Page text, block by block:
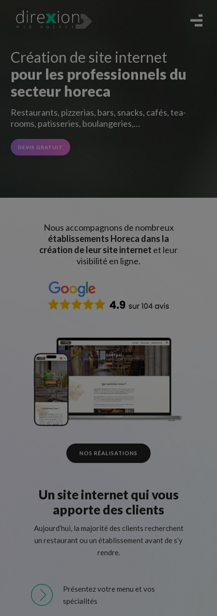
Création de site internet
pour les professionnels du
secteur horeca
Restaurants, pizzerias, bars, snacks, cafés, tea-
rooms, patisseries, boulangeries,…
DEVIS GRATUIT
Nous accompagnons de nombreux
établissements Horeca dans la
création de leur site internet et leur
visibilité en ligne.
NOS RÉALISATIONS
Un site internet qui vous
apporte des clients
Aujourd’hui, la majorité des clients recherchent
un restaurant ou un établissement avant de s’y
rendre.
Présentez votre menu et vos
spécialités